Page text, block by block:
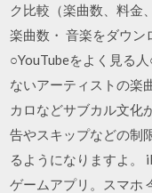
ク比較（楽曲数、料金
楽曲数・ 音楽をダウン
○YouTubeをよく見る
ないアーティストの楽
カロなどサブカル文化
告やスキップなどの制
るようになりますよ。
ゲームアプリ。スマホ